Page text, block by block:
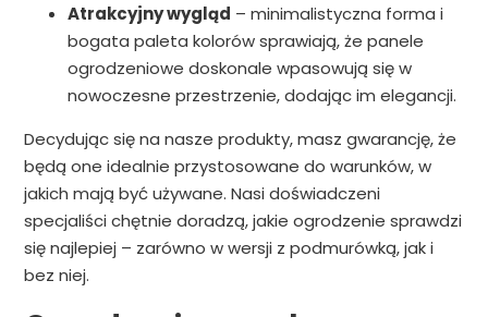
Atrakcyjny wygląd – minimalistyczna forma i
bogata paleta kolorów sprawiają, że panele
ogrodzeniowe doskonale wpasowują się w
nowoczesne przestrzenie, dodając im elegancji.
Decydując się na nasze produkty, masz gwarancję, że
będą one idealnie przystosowane do warunków, w
jakich mają być używane. Nasi doświadczeni
specjaliści chętnie doradzą, jakie ogrodzenie sprawdzi
się najlepiej – zarówno w wersji z podmurówką, jak i
bez niej.